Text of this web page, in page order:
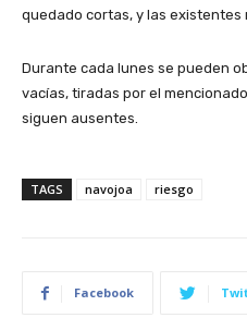
quedado cortas, y las existentes
Durante cada lunes se pueden
vacías, tiradas por el
siguen ausentes.
TAGS navojoa riesgo
Facebook